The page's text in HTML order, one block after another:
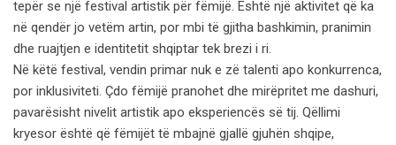
tepër se një festival artistik për fëmijë. Është një aktivitet që ka
në qendër jo vetëm artin, por mbi të gjitha bashkimin, pranimin
dhe ruajtjen e identitetit shqiptar tek brezi i ri.
Në këtë festival, vendin primar nuk e zë talenti apo konkurrenca,
por inklusiviteti. Çdo fëmijë pranohet dhe mirëpritet me dashuri,
pavarësisht nivelit artistik apo eksperiencës së tij. Qëllimi
kryesor është që fëmijët të mbajnë gjallë gjuhën shqipe,